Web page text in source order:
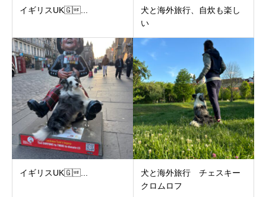
イギリスUK🇬...
犬と海外旅行、自炊も楽し
い
イギリスUK🇬...
犬と海外旅行 チェスキー
クロムロフ